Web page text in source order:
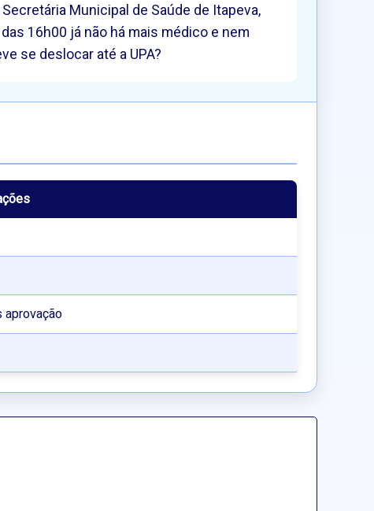
Municipal de Saúde de Itapeva,
16h00 já não há mais médico e nem
se deslocar até a UPA?
aprovação